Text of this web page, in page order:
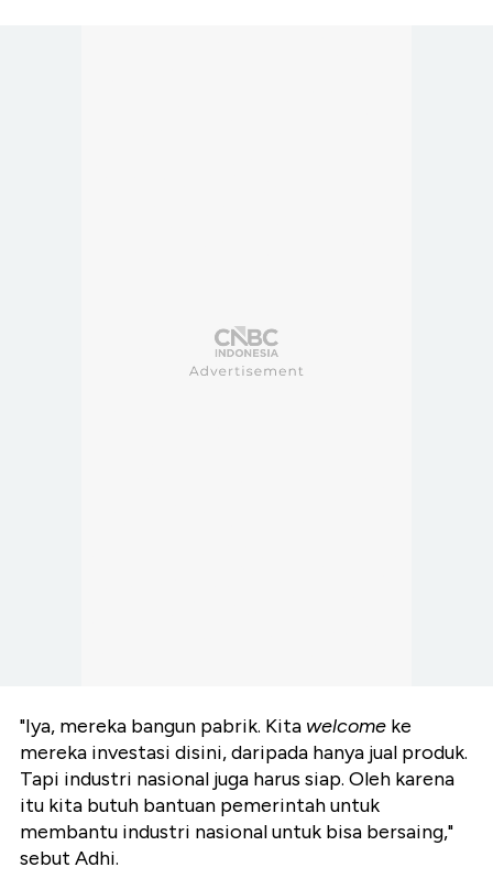
"Iya, mereka bangun pabrik. Kita welcome ke
mereka investasi disini, daripada hanya jual produk.
Tapi industri nasional juga harus siap. Oleh karena
itu kita butuh bantuan pemerintah untuk
membantu industri nasional untuk bisa bersaing,"
sebut Adhi.